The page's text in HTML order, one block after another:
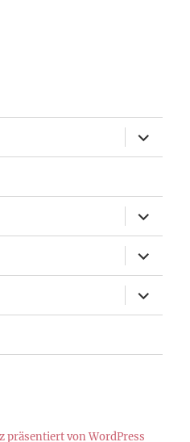
öffnen
öffnen
öffnen
öffnen
präsentiert von WordPress